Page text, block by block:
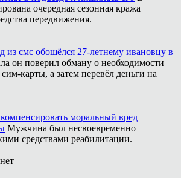
очередная сезонная кража
передвижения.
из смс обошёлся 27-летнему ивановцу в
он поверил обману о необходимости
карты, а затем перевёл деньги на
моральный вред
Мужчина был несвоевременно
средствами реабилитации.